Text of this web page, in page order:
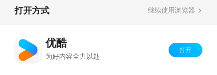
打开方式 继续使用浏览器
优酷
为好内容全力以赴
打开